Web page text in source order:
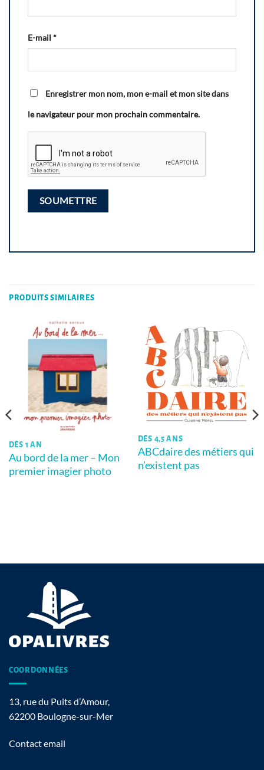
E-mail *
Enregistrer mon nom, mon e-mail et mon site dans
le navigateur pour mon prochain commentaire.
PRODUITS SIMILAIRES
DÈS 1 AN
Au bord de la mer – Mon
premier imagier photo
DÈS 4,5 ANS
ABCdaire des métiers qui
n’existent pas
COORDONNÉES
13, rue du Puits d’Amour,
62200 Boulogne-sur-Mer
Contact email